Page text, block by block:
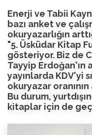
Enerji ve Tabii
bazı anket ve
okuryazarlığın
"5. Üsküdar Kitap
gösteriyor. Biz de
Tayyip Erdoğan'ın
yayınlarda KDV'yi
okuryazar
Bu durum,
kitaplar için de